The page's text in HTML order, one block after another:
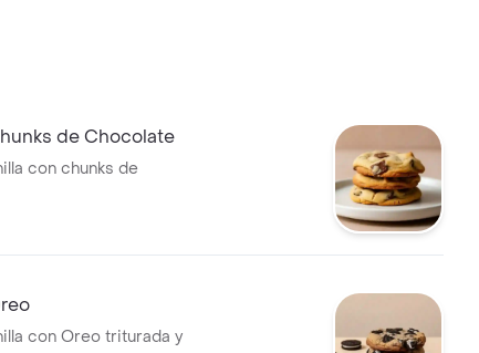
de Chocolate
con chunks de
con Oreo triturada y